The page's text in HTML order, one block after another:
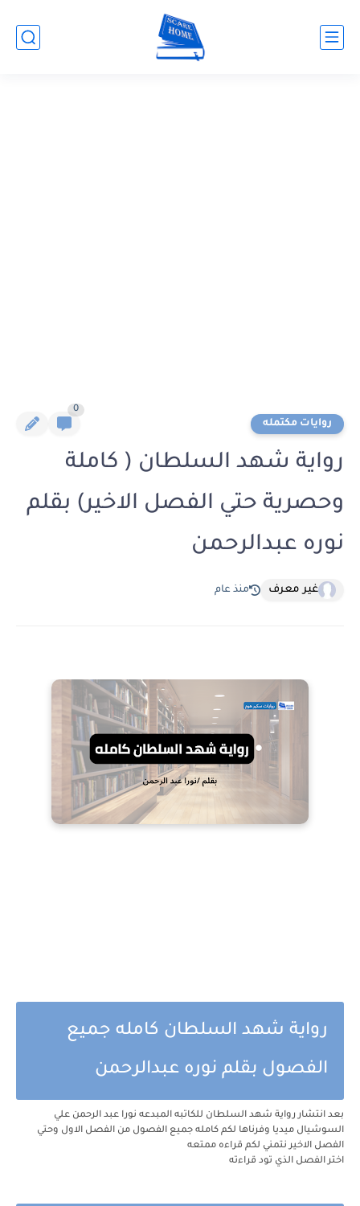
روايات مكتمله
0
رواية شهد السلطان ( كاملة
وحصرية حتي الفصل الاخير) بقلم
نوره عبدالرحمن
غير معرف منذ عام
رواية شهد السلطان كامله جميع
الفصول بقلم نوره عبدالرحمن
بعد انتشار رواية شهد السلطان للكاتبه المبدعه نورا عبد الرحمن علي
السوشيال ميديا وفرناها لكم كامله جميع الفصول من الفصل الاول وحتي
الفصل الاخير نتمني لكم قراءه ممتعه
اختر الفصل الذي تود قراءته